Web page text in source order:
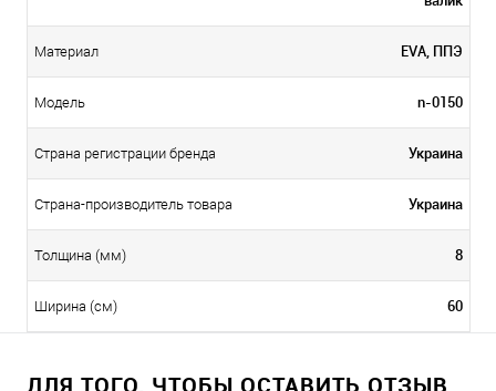
Материал EVA, ППЭ
Модель n-0150
Страна регистрации бренда Украина
Страна-производитель товара Украина
Толщина (мм) 8
Ширина (см) 60
ДЛЯ ТОГО, ЧТОБЫ ОСТАВИТЬ ОТЗЫВ